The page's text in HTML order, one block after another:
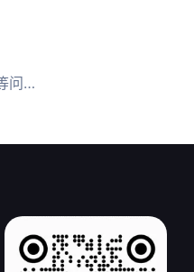
游戏